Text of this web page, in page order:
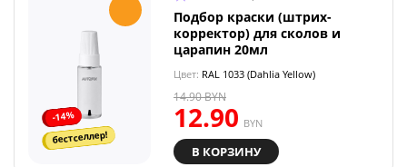
-14%
бестселлер!
Подбор краски (штрих-
корректор) для сколов и
царапин 20мл
Цвет: RAL 1033 (Dahlia Yellow)
12.90 BYN
14.90BYN
В КОРЗИНУ